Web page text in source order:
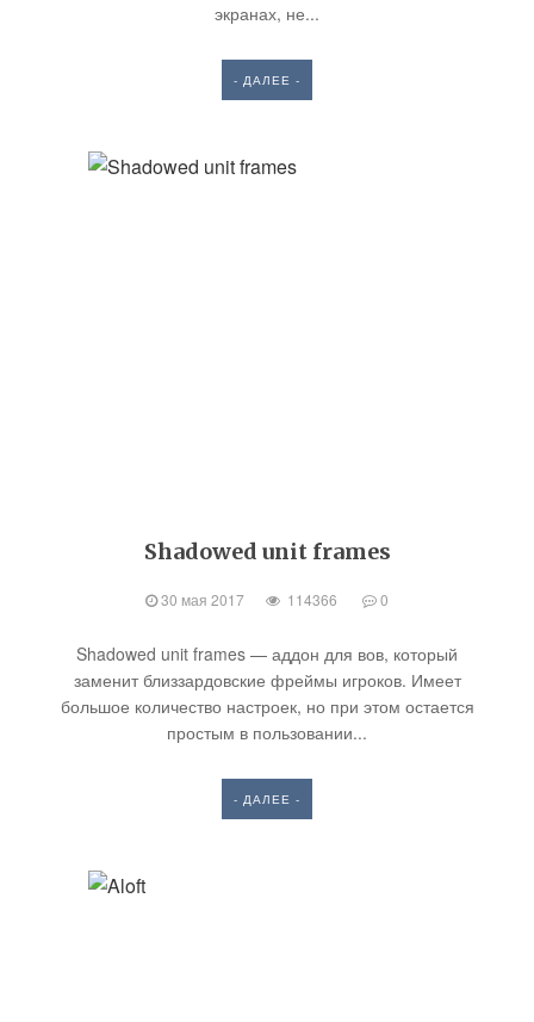
экранах, не...
- ДАЛЕЕ -
Shadowed unit frames
30 мая 2017 114366 0
Shadowed unit frames — аддон для вов, который
заменит близзардовские фреймы игроков. Имеет
большое количество настроек, но при этом остается
простым в пользовании...
- ДАЛЕЕ -